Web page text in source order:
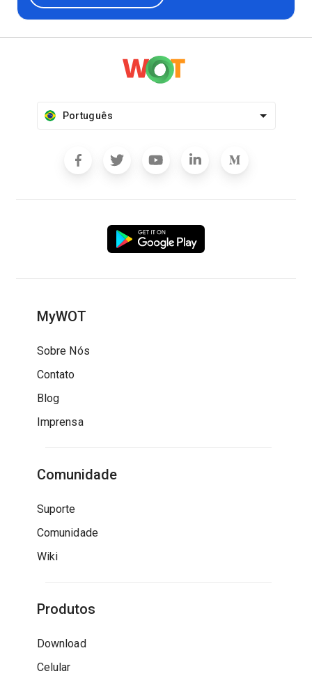
Português
MyWOT
Sobre Nós
Contato
Blog
Imprensa
Comunidade
Suporte
Comunidade
Wiki
Produtos
Download
Celular